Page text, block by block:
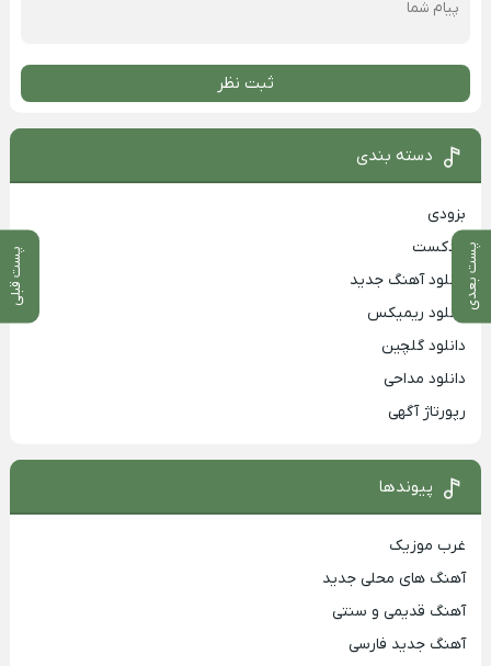
پست بعدی پست قبلی
ثبت نظر
دسته بندی
بزودی
پادکست
دانلود آهنگ جدید
دانلود ریمیکس
دانلود گلچین
دانلود مداحی
رپورتاژ آگهی
پیوندها
غرب موزیک
آهنگ های محلی جدید
آهنگ قدیمی و سنتی
آهنگ جدید فارسی